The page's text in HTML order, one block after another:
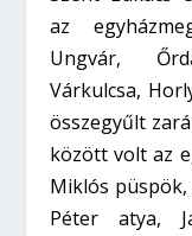
az
Ungvár,
Várkulcsa,
összegyűlt
között volt az
Miklós
Péter atya,